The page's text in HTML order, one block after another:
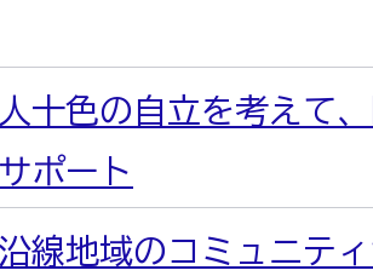
十色の自立を考えて
ポート
沿線地域のコミュニテ